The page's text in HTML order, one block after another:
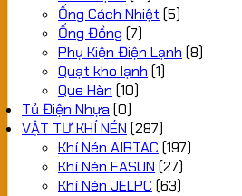
Ống Cách Nhiệt (5)
Ống Đồng (7)
Phụ Kiện Điện Lạnh (8)
Quạt kho lạnh (1)
Que Hàn (10)
Tủ Điện Nhựa (0)
VẬT TƯ KHÍ NÉN (287)
Khí Nén AIRTAC (197)
Khí Nén EASUN (27)
Khí Nén JELPC (63)